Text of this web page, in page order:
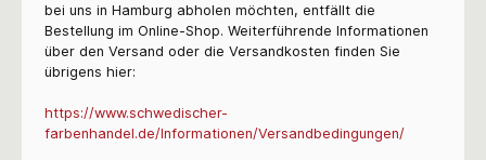
bei uns in Hamburg abholen möchten, entfällt die
Bestellung im Online-Shop. Weiterführende Informationen
über den Versand oder die Versandkosten finden Sie
übrigens hier:
https://www.schwedischer-
farbenhandel.de/Informationen/Versandbedingungen/